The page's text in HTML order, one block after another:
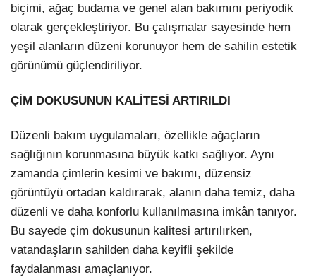
biçimi, ağaç budama ve genel alan bakımını periyodik
olarak gerçekleştiriyor. Bu çalışmalar sayesinde hem
yeşil alanların düzeni korunuyor hem de sahilin estetik
görünümü güçlendiriliyor.
ÇİM DOKUSUNUN KALİTESİ ARTIRILDI
Düzenli bakım uygulamaları, özellikle ağaçların
sağlığının korunmasına büyük katkı sağlıyor. Aynı
zamanda çimlerin kesimi ve bakımı, düzensiz
görüntüyü ortadan kaldırarak, alanın daha temiz, daha
düzenli ve daha konforlu kullanılmasına imkân tanıyor.
Bu sayede çim dokusunun kalitesi artırılırken,
vatandaşların sahilden daha keyifli şekilde
faydalanması amaçlanıyor.